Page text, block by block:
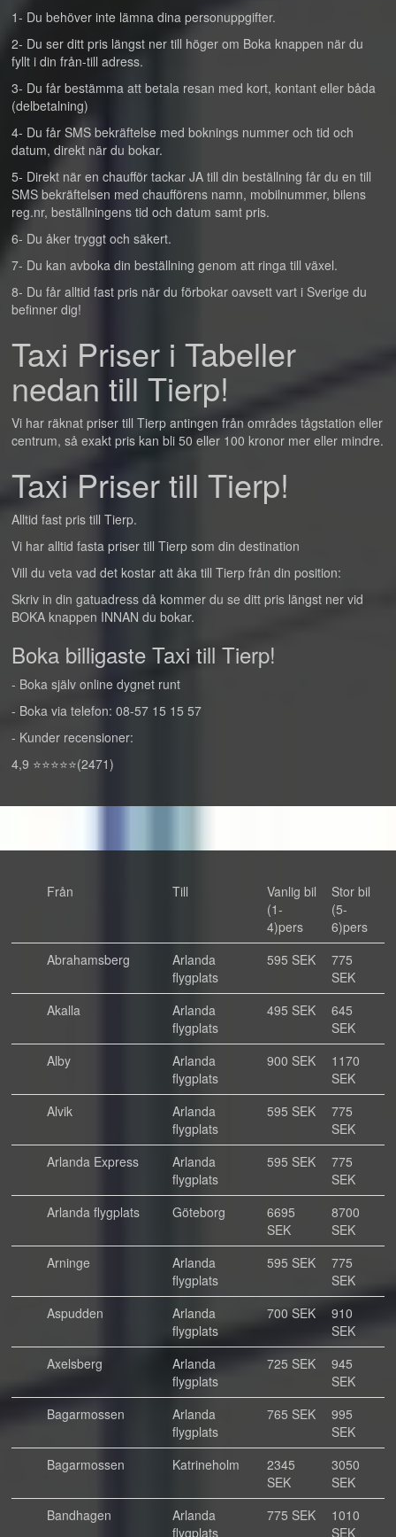
1- Du behöver inte lämna dina personuppgifter.
2- Du ser ditt pris längst ner till höger om Boka knappen när du
fyllt i din från-till adress.
3- Du får bestämma att betala resan med kort, kontant eller båda
(delbetalning)
4- Du får SMS bekräftelse med boknings nummer och tid och
datum, direkt när du bokar.
5- Direkt när en chaufför tackar JA till din beställning får du en till
SMS bekräftelsen med chaufförens namn, mobilnummer, bilens
reg.nr, beställningens tid och datum samt pris.
6- Du åker tryggt och säkert.
7- Du kan avboka din beställning genom att ringa till växel.
8- Du får alltid fast pris när du förbokar oavsett vart i Sverige du
befinner dig!
Taxi Priser i Tabeller
nedan till Tierp!
Vi har räknat priser till Tierp antingen från områdes tågstation eller
centrum, så exakt pris kan bli 50 eller 100 kronor mer eller mindre.
Taxi Priser till Tierp!
Alltid fast pris till Tierp.
Vi har alltid fasta priser till Tierp som din destination
Vill du veta vad det kostar att åka till Tierp från din position:
Skriv in din gatuadress då kommer du se ditt pris längst ner vid
BOKA knappen INNAN du bokar.
Boka billigaste Taxi till Tierp!
- Boka själv online dygnet runt
- Boka via telefon: 08-57 15 15 57
- Kunder recensioner:
4,9 ⭐⭐⭐⭐⭐(2471)
Från Till
Vanlig bil
(1-
4)pers
Stor bil
(5-
6)pers
Abrahamsberg
Arlanda
flygplats
595 SEK
775
SEK
Akalla
Arlanda
flygplats
495 SEK
645
SEK
Alby
Arlanda
flygplats
900 SEK
1170
SEK
Alvik
Arlanda
flygplats
595 SEK
775
SEK
Arlanda Express
Arlanda
flygplats
595 SEK
775
SEK
Arlanda flygplats
Göteborg
6695
SEK
8700
SEK
Arninge
Arlanda
flygplats
595 SEK
775
SEK
Aspudden
Arlanda
flygplats
700 SEK
910
SEK
Axelsberg
Arlanda
flygplats
725 SEK
945
SEK
Bagarmossen
Arlanda
flygplats
765 SEK
995
SEK
Bagarmossen
Katrineholm
2345
SEK
3050
SEK
Bandhagen
Arlanda
flygplats
775 SEK
1010
SEK